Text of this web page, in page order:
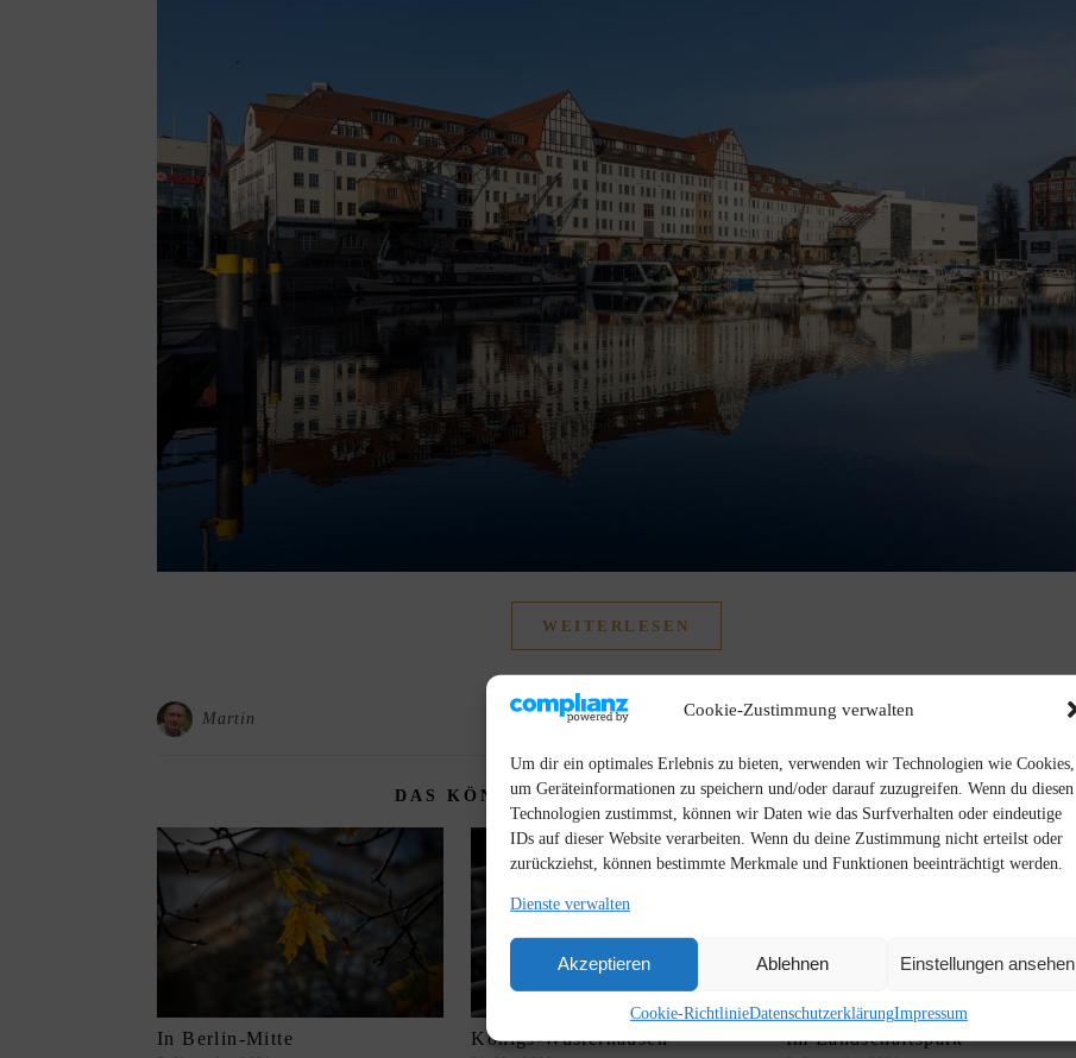
Cookie-Zustimmung verwalten
Um dir ein optimales Erlebnis zu bieten, verwenden wir Technologien wie Cookies,
um Geräteinformationen zu speichern und/oder darauf zuzugreifen. Wenn du diesen
Technologien zustimmst, können wir Daten wie das Surfverhalten oder eindeutige
IDs auf dieser Website verarbeiten. Wenn du deine Zustimmung nicht erteilst oder
zurückziehst, können bestimmte Merkmale und Funktionen beeinträchtigt werden.
Dienste verwalten
Akzeptieren Ablehnen Einstellungen ansehen
Cookie-RichtlinieDatenschutzerklärungImpressum
WEITERLESEN
Martin
DAS KÖNNTE SIE AUCH INTERESSIEREN
In Berlin-Mitte Königs-Wusterhausen Im Landschaftspark